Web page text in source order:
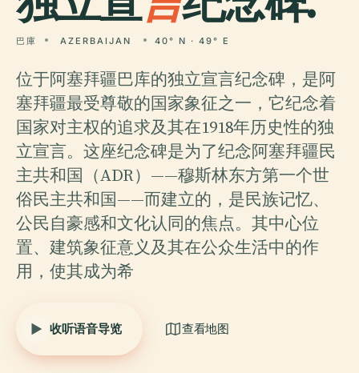
巴庫 AZERBAIJAN 40° N · 49° E
位于阿塞拜疆巴库的独立宣言纪念碑，是阿
塞拜疆最受尊敬的国家象征之一，它纪念着
国家对主权的追求及其在1918年历史性的独
立宣言。这座纪念碑是为了纪念阿塞拜疆民
主共和国（ADR）——穆斯林东方第一个世
俗民主共和国——而建立的，是民族记忆、
公民自豪感和文化认同的焦点。其中心位
置、建筑象征意义及其在公众生活中的作
用，使其成为希
收听语音导览 查看地图